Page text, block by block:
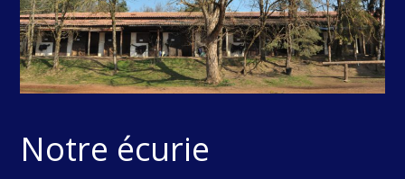
Notre écurie